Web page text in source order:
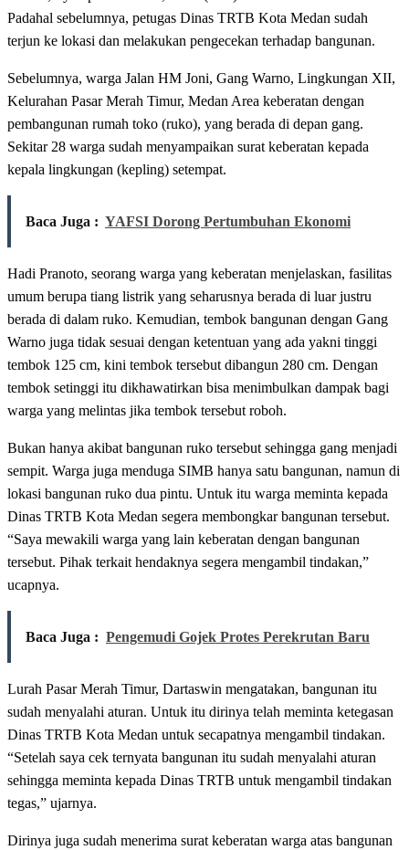
Padahal sebelumnya, petugas Dinas TRTB Kota Medan sudah
terjun ke lokasi dan melakukan pengecekan terhadap bangunan.
Sebelumnya, warga Jalan HM Joni, Gang Warno, Lingkungan XII,
Kelurahan Pasar Merah Timur, Medan Area keberatan dengan
pembangunan rumah toko (ruko), yang berada di depan gang.
Sekitar 28 warga sudah menyampaikan surat keberatan kepada
kepala lingkungan (kepling) setempat.
Baca Juga : YAFSI Dorong Pertumbuhan Ekonomi
Hadi Pranoto, seorang warga yang keberatan menjelaskan, fasilitas
umum berupa tiang listrik yang seharusnya berada di luar justru
berada di dalam ruko. Kemudian, tembok bangunan dengan Gang
Warno juga tidak sesuai dengan ketentuan yang ada yakni tinggi
tembok 125 cm, kini tembok tersebut dibangun 280 cm. Dengan
tembok setinggi itu dikhawatirkan bisa menimbulkan dampak bagi
warga yang melintas jika tembok tersebut roboh.
Bukan hanya akibat bangunan ruko tersebut sehingga gang menjadi
sempit. Warga juga menduga SIMB hanya satu bangunan, namun di
lokasi bangunan ruko dua pintu. Untuk itu warga meminta kepada
Dinas TRTB Kota Medan segera membongkar bangunan tersebut.
“Saya mewakili warga yang lain keberatan dengan bangunan
tersebut. Pihak terkait hendaknya segera mengambil tindakan,”
ucapnya.
Baca Juga : Pengemudi Gojek Protes Perekrutan Baru
Lurah Pasar Merah Timur, Dartaswin mengatakan, bangunan itu
sudah menyalahi aturan. Untuk itu dirinya telah meminta ketegasan
Dinas TRTB Kota Medan untuk secapatnya mengambil tindakan.
“Setelah saya cek ternyata bangunan itu sudah menyalahi aturan
sehingga meminta kepada Dinas TRTB untuk mengambil tindakan
tegas,” ujarnya.
Dirinya juga sudah menerima surat keberatan warga atas bangunan